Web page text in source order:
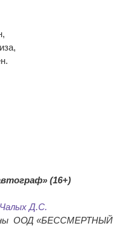
(16+)
Чалых Д.С.
ООД «БЕССМЕРТНЫЙ